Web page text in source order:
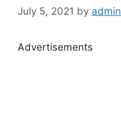
July 5, 2021 by admin
Advertisements